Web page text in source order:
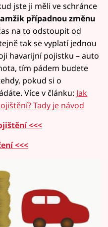
jste ji měli ve schránce
případnou změnu
na to odstoupit od
tak se vyplatí jednou
havarijní pojistku – auto
tím pádem budete
pokud si o
Více v článku: Jak
Tady je návod
<<<
<<<